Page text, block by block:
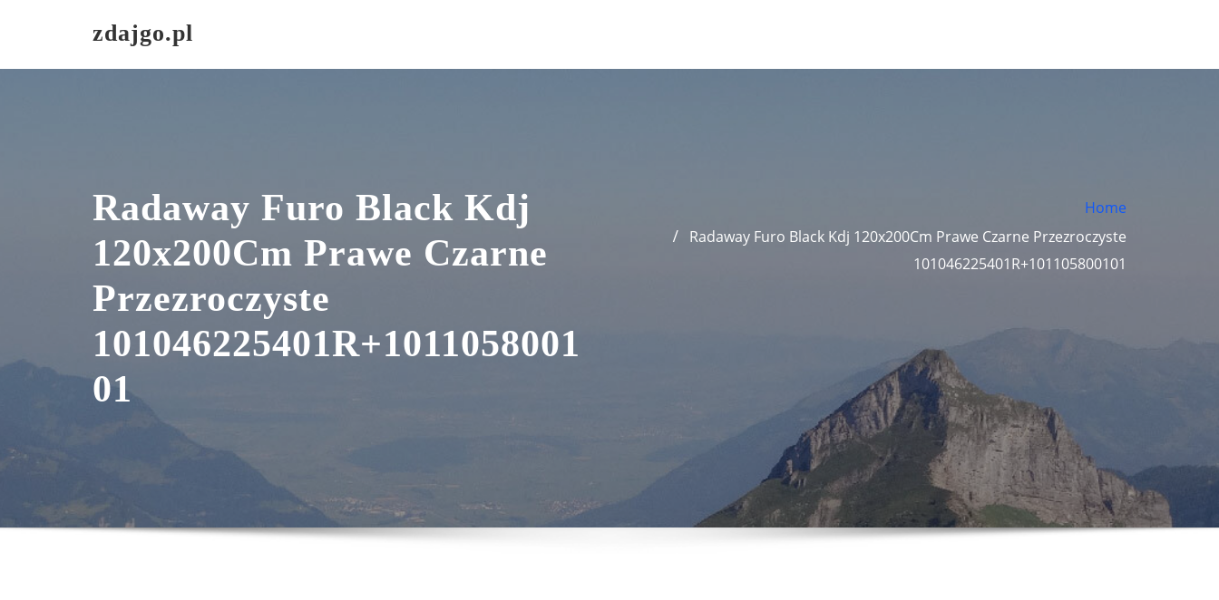
zdajgo.pl
Radaway Furo Black Kdj
120x200Cm Prawe Czarne
Przezroczyste
101046225401R+1011058001
01
Home
Radaway Furo Black Kdj 120x200Cm Prawe Czarne Przezroczyste
101046225401R+101105800101